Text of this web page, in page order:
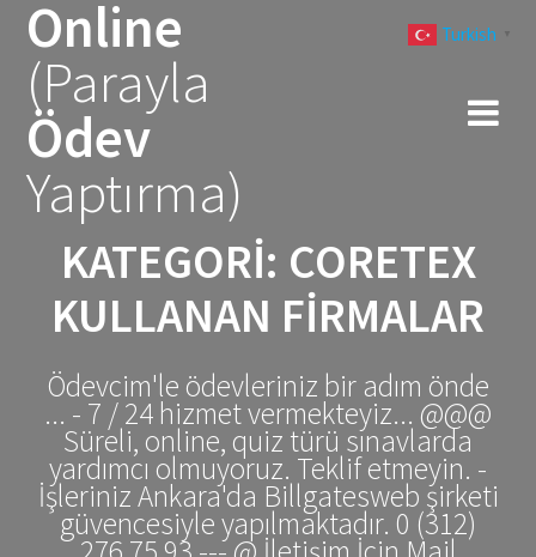
Online
(Parayla
Ödev
Yaptırma)
KATEGORI: CORETEX
KULLANAN FIRMALAR
Ödevcim'le ödevleriniz bir adım önde
... - 7 / 24 hizmet vermekteyiz... @@@
Süreli, online, quiz türü sınavlarda
yardımcı olmuyoruz. Teklif etmeyin. -
İşleriniz Ankara'da Billgatesweb şirketi
güvencesiyle yapılmaktadır. 0 (312)
Turkish ▼